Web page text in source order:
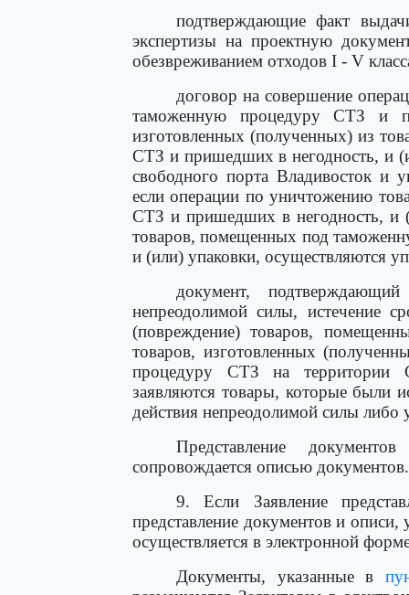
подтверждающие факт
экспертизы на проектную
обезвреживанием отходов I - V
договор на совершение
таможенную процедуру СТЗ и
изготовленных (полученных) из
СТЗ и пришедших в негодность, и
свободного порта Владивосток и
если операции по уничтожению
СТЗ и пришедших в негодность, и
товаров, помещенных под
и (или) упаковки, осуществляются
документ,
непреодолимой силы, истечение
(повреждение) товаров,
товаров, изготовленных
процедуру СТЗ на территории
заявляются товары, которые были
действия непреодолимой силы либо
Представление
сопровождается описью документов.
9. Если Заявление
представление документов и описи,
осуществляется в электронной
Документы, указанные в